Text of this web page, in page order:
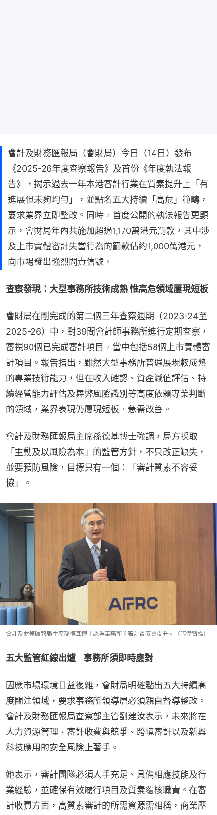
會計及財務匯報局（會財局）今日（14日）發布
《2025-26年度查察報告》及首份《年度執法報
告》，揭示過去一年本港審計行業在質素提升上「有
進展但未夠均勻」，並點名五大持續「高危」範疇，
要求業界立即整改。同時，首度公開的執法報告更顯
示，會財局年內共施加超過1,170萬港元罰款，其中涉
及上市實體審計失當行為的罰款佔約1,000萬港元，
向市場發出強烈問責信號。
查察發現：大型事務所技術成熟 惟高危領域屢現短板
會財局在剛完成的第二個三年查察週期（2023-24至
2025-26）中，對39間會計師事務所進行定期查察，
審視90個已完成審計項目，當中包括58個上市實體審
計項目。報告指出，雖然大型事務所普遍展現較成熟
的專業技術能力，但在收入確認、資產減值評估、持
續經營能力評估及舞弊風險識別等高度依賴專業判斷
的領域，業界表現仍屢現短板，急需改善。
會計及財務匯報局主席孫德基博士強調，局方採取
「主動及以風險為本」的監管方針，不只改正缺失，
並要預防風險，目標只有一個：「審計質素不容妥
協」。
會計及財務匯報局主席孫德基博士認為事務所的審計質素需提升。（張偉賢攝）
五大監管紅線出爐    事務所須即時應對
因應市場環境日益複雜，會財局明確點出五大持續高
度關注領域，要求事務所領導層必須親自督導整改。
會計及財務匯報局查察部主管劉建汝表示，未來將在
人力資源管理、審計收費與競爭、跨境審計以及新興
科技應用的安全風險上著手。
她表示，審計團隊必須人手充足、具備相應技能及行
業經驗，並確保有效履行項目及質素覆核職責。在審
計收費方面，高質素審計的所需資源需相稱，商業壓